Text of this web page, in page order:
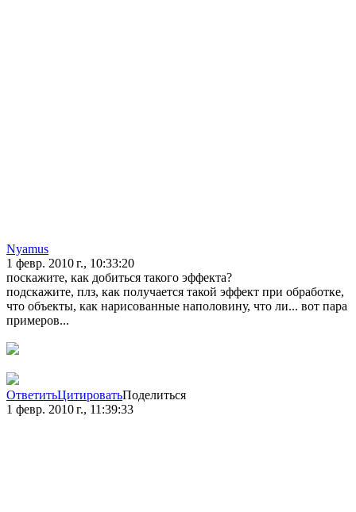
Nyamus
1 февр. 2010 г., 10:33:20
поскажите, как добиться такого эффекта?
подскажите, плз, как получается такой эффект при обработке,
что объекты, как нарисованные наполовину, что ли... вот пара
примеров...
ОтветитьЦитироватьПоделиться
1 февр. 2010 г., 11:39:33